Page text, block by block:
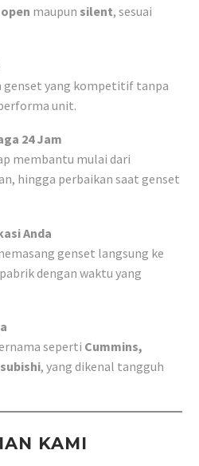
open maupun silent, sesuai
genset yang kompetitif tanpa
unit.
24 Jam
membantu mulai dari
hingga perbaikan saat genset
Anda
genset langsung ke
dengan waktu yang
seperti Cummins,
, yang dikenal tangguh
KAMI